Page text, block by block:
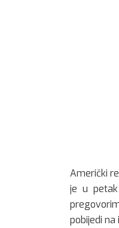
Američki
je u petak
pobijedi na